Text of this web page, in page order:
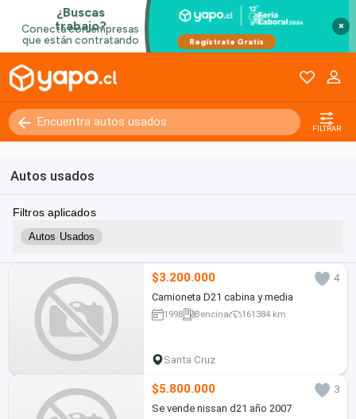
×
FILTRAR
Autos usados
Filtros aplicados
Autos Usados
$3.200.000
4
Camioneta D21 cabina y media
1998 Bencina 161384 km
Santa Cruz
$5.800.000
3
Se vende nissan d21 año 2007